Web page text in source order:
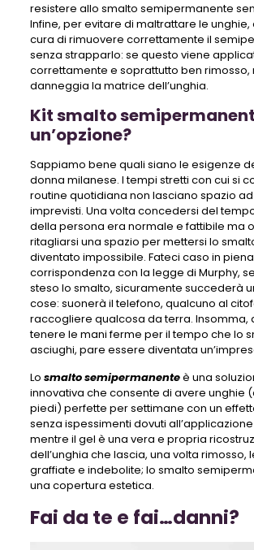
resistere allo smalto semipermanente
Infine, per evitare di maltrattare le
cura di rimuovere correttamente il
senza strapparlo: se questo viene
correttamente e soprattutto ben rimosso,
danneggia la matrice dell’unghia.
Kit smalto
un’opzione?
Sappiamo bene quali siano le esigenze
donna milanese. I tempi stretti con cui si
routine quotidiana non lasciano spazio
imprevisti. Una volta concedersi del
della persona era normale e fattibile ma
ritagliarsi una spazio per mettersi lo
diventato impossibile. Fateci caso in piena
corrispondenza con la legge di Murphy,
steso lo smalto, sicuramente succederà
cose: suonerà il telefono, qualcuno al
raccogliere qualcosa da terra. Insomma,
tenere le mani ferme per il tempo che lo
asciughi, pare essere diventata
Lo smalto semipermanenteè una
innovativa che consente di avere unghie
piedi) perfette per settimane con un
senza ispessimenti dovuti
mentre il gel è una vera e propria
dell’unghia che lascia, una volta rimosso,
graffiate e indebolite; lo smalto
una copertura estetica.
Fai da te e fai…danni?